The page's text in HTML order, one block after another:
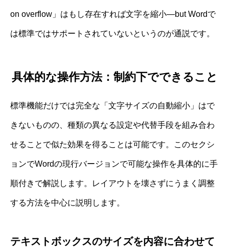
on overflow」はもし存在すれば文字を縮小—but Wordで
は標準ではサポートされていないというのが通説です。
具体的な操作方法：制約下でできること
標準機能だけでは完全な「文字サイズの自動縮小」はで
きないものの、種類の異なる設定や代替手段を組み合わ
せることで似た効果を得ることは可能です。このセクシ
ョンでWordの現行バージョンで可能な操作を具体的に手
順付きで解説します。レイアウトを壊さずにうまく調整
する方法を中心に説明します。
テキストボックスのサイズを内容に合わせて